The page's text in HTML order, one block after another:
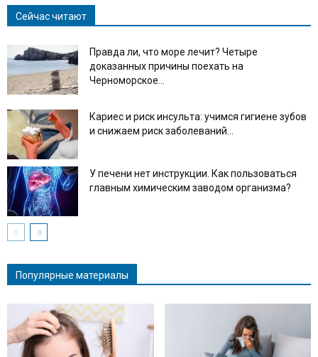
Сейчас читают
Правда ли, что море лечит? Четыре
доказанных причины поехать на
Черноморское...
Кариес и риск инсульта: учимся гигиене зубов
и снижаем риск заболеваний...
У печени нет инструкции. Как пользоваться
главным химическим заводом организма?
Популярные материалы